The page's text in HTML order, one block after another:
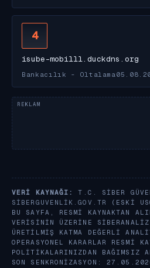
4
isube-mobilll.duckdns.org
Bankacılık - Oltalama
VERI KAYNAĞI:
T.C. SIBER
SIBERGUVENLIK.GOV.TR
(ESKI
BU SAYFA, RESMI KAYNAKTAN
VERISININ ÜZERINE SIBERANALIZ
ÜRETILMIŞ KATMA DEĞERLI
OPERASYONEL KARARLAR RESMI
POLITIKALARINIZDAN BAĞIMSIZ
SON SENKRONIZASYON: